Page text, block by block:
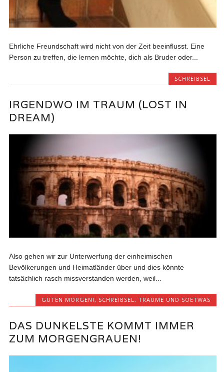
Ehrliche Freundschaft wird nicht von der Zeit beeinflusst. Eine
Person zu treffen, die lernen möchte, dich als Bruder oder...
SCHREIBSEL
IRGENDWO IM TRAUM (LOST IN
DREAM)
Also gehen wir zur Unterwerfung der einheimischen
Bevölkerungen und Heimatländer über und dies könnte
tatsächlich rasch missverstanden werden, weil...
GUTEN MORGEN!, SCHREIBSEL, TRÄUME UND SOETWAS
DAS DUNKELSTE KOMMT IMMER
ZUM MORGENGRAUEN!